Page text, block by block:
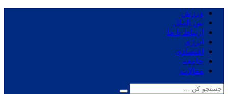
ورزش
بین الملل
ارتباط با ما
انرژی
اقتصادی
جامعه
مقالات